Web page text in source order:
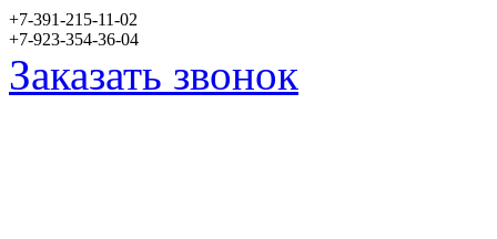
+7-391-215-11-02
+7-923-354-36-04
Заказать звонок